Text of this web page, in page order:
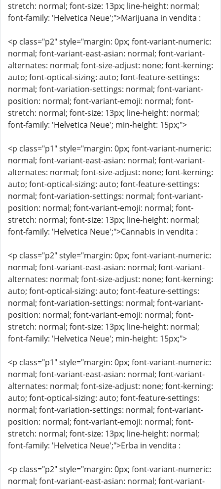
stretch: normal; font-size: 13px; line-height: normal;
font-family: 'Helvetica Neue';">Marijuana in vendita :
<p class="p2" style="margin: 0px; font-variant-numeric:
normal; font-variant-east-asian: normal; font-variant-
alternates: normal; font-size-adjust: none; font-kerning:
auto; font-optical-sizing: auto; font-feature-settings:
normal; font-variation-settings: normal; font-variant-
position: normal; font-variant-emoji: normal; font-
stretch: normal; font-size: 13px; line-height: normal;
font-family: 'Helvetica Neue'; min-height: 15px;">
<p class="p1" style="margin: 0px; font-variant-numeric:
normal; font-variant-east-asian: normal; font-variant-
alternates: normal; font-size-adjust: none; font-kerning:
auto; font-optical-sizing: auto; font-feature-settings:
normal; font-variation-settings: normal; font-variant-
position: normal; font-variant-emoji: normal; font-
stretch: normal; font-size: 13px; line-height: normal;
font-family: 'Helvetica Neue';">Cannabis in vendita :
<p class="p2" style="margin: 0px; font-variant-numeric:
normal; font-variant-east-asian: normal; font-variant-
alternates: normal; font-size-adjust: none; font-kerning:
auto; font-optical-sizing: auto; font-feature-settings:
normal; font-variation-settings: normal; font-variant-
position: normal; font-variant-emoji: normal; font-
stretch: normal; font-size: 13px; line-height: normal;
font-family: 'Helvetica Neue'; min-height: 15px;">
<p class="p1" style="margin: 0px; font-variant-numeric:
normal; font-variant-east-asian: normal; font-variant-
alternates: normal; font-size-adjust: none; font-kerning:
auto; font-optical-sizing: auto; font-feature-settings:
normal; font-variation-settings: normal; font-variant-
position: normal; font-variant-emoji: normal; font-
stretch: normal; font-size: 13px; line-height: normal;
font-family: 'Helvetica Neue';">Erba in vendita :
<p class="p2" style="margin: 0px; font-variant-numeric:
normal; font-variant-east-asian: normal; font-variant-